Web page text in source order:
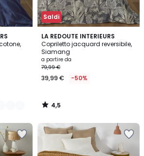
Saldi
LA REDOUTE INTERIEURS
Copriletto jacquard reversibile,
Siamang
a partire da
79,99 €
39,99 € -50%
4,5
/ 5
4,5
/